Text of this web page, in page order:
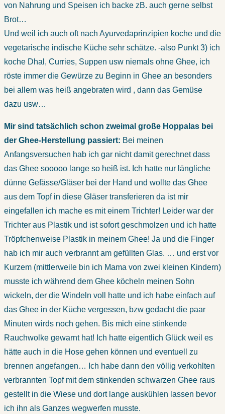
von Nahrung und Speisen ich backe zB. auch gerne selbst
Brot…
Und weil ich auch oft nach Ayurvedaprinzipien koche und die
vegetarische indische Küche sehr schätze. -also Punkt 3) ich
koche Dhal, Curries, Suppen usw niemals ohne Ghee, ich
röste immer die Gewürze zu Beginn in Ghee an besonders
bei allem was heiß angebraten wird , dann das Gemüse
dazu usw…
Mir sind tatsächlich schon zweimal große Hoppalas bei
der Ghee-Herstellung passiert: Bei meinen
Anfangsversuchen hab ich gar nicht damit gerechnet dass
das Ghee sooooo lange so heiß ist. Ich hatte nur längliche
dünne Gefässe/Gläser bei der Hand und wollte das Ghee
aus dem Topf in diese Gläser transferieren da ist mir
eingefallen ich mache es mit einem Trichter! Leider war der
Trichter aus Plastik und ist sofort geschmolzen und ich hatte
Tröpfchenweise Plastik in meinem Ghee! Ja und die Finger
hab ich mir auch verbrannt am gefüllten Glas. … und erst vor
Kurzem (mittlerweile bin ich Mama von zwei kleinen Kindern)
musste ich während dem Ghee köcheln meinen Sohn
wickeln, der die Windeln voll hatte und ich habe einfach auf
das Ghee in der Küche vergessen, bzw gedacht die paar
Minuten wirds noch gehen. Bis mich eine stinkende
Rauchwolke gewarnt hat! Ich hatte eigentlich Glück weil es
hätte auch in die Hose gehen können und eventuell zu
brennen angefangen… Ich habe dann den völlig verkohlten
verbrannten Topf mit dem stinkenden schwarzen Ghee raus
gestellt in die Wiese und dort lange auskühlen lassen bevor
ich ihn als Ganzes wegwerfen musste.